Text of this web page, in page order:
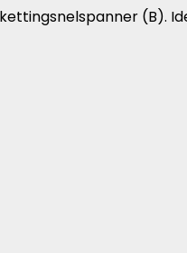
(B).